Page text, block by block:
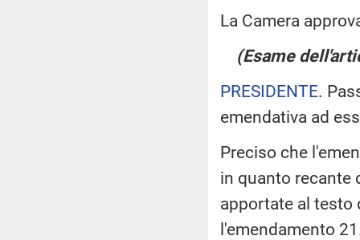
La Camera
(Esame
PRESIDENTE.
emendativa ad
Preciso che
in quanto recante
apportate al testo
l'emendamento